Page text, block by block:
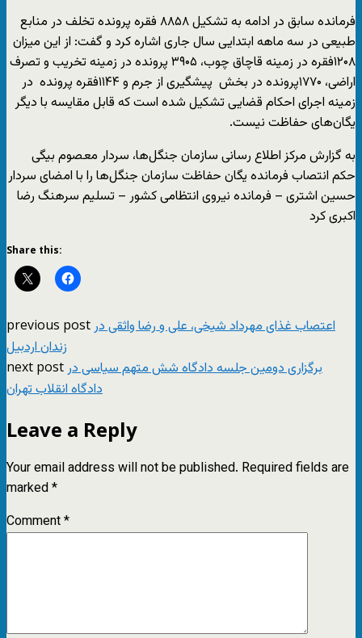
فرمانده سابق در ادامه به تشکیل ۸۸۵۸ فقره پرونده تخلف در منابع
طبیعی در سه ماهه ابتدایی سال جاری اشاره کرد و گفت: از این میزان
۱۲۰۸فقره در زمینه قاچاق چوب، ۳۹۰۵ پرونده در زمینه تخریب و تصرف
اراضی، ۱۷۷۰پرونده در بخش پیشگیری از جرم و ۱۱۴۴فقره پرونده در
زمینه اجرای احکام قضایی تشکیل شده است که قابل مقایسه با دیگر
یگان‌های حفاظت نیست.
به گزارش مرکز اطلاع رسانی سازمان جنگل‌ها، سردار معصوم بیگی
حکم انتصاب فرمانده یگان حفاظت سازمان جنگل‌ها را با امضای سردار
حسین اشتری – فرمانده نیروی انتظامی کشور – تسلیم سرهنگ رضا
اکبری کرد
Share this:
previous post اعتصاب غذای مهرداد شیخی، علی و رضا واثقی در
زندان اردبیل
next post برگزاری دومین جلسه دادگاه شش متهم سیاسی در
دادگاه انقلاب تهران
Leave a Reply
Your email address will not be published. Required fields are
marked*
Comment*